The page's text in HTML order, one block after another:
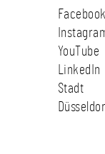
YouTube
LinkedIn
Stadt